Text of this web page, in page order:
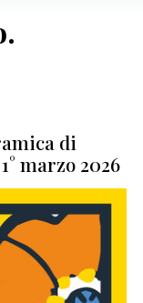
di
marzo 2026